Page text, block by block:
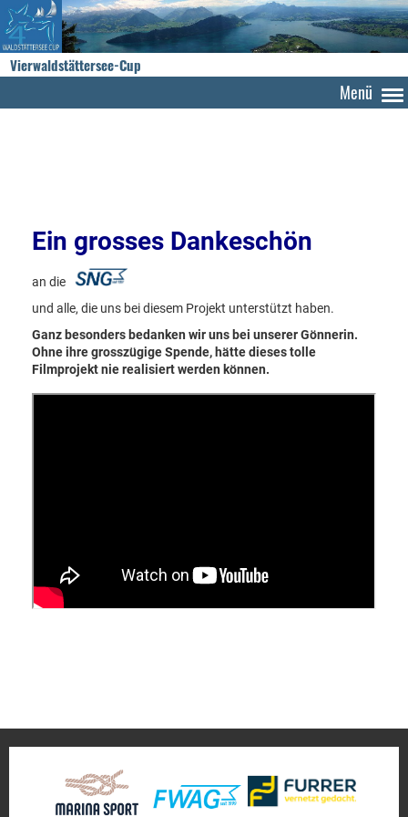
Vierwaldstättersee-Cup
Menü
Ein grosses Dankeschön
an die
und alle, die uns bei diesem Projekt unterstützt haben.
Ganz besonders bedanken wir uns bei unserer Gönnerin.
Ohne ihre grosszügige Spende, hätte dieses tolle
Filmprojekt nie realisiert werden können.